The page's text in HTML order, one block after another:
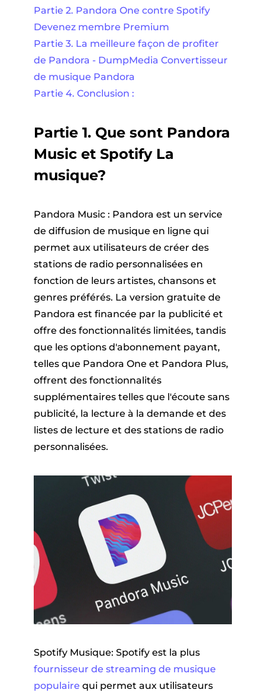
Partie 2. Pandora One contre Spotify
Devenez membre Premium
Partie 3. La meilleure façon de profiter
de Pandora - DumpMedia Convertisseur
de musique Pandora
Partie 4. Conclusion :
Partie 1. Que sont Pandora
Music et Spotify La
musique?
Pandora Music : Pandora est un service
de diffusion de musique en ligne qui
permet aux utilisateurs de créer des
stations de radio personnalisées en
fonction de leurs artistes, chansons et
genres préférés. La version gratuite de
Pandora est financée par la publicité et
offre des fonctionnalités limitées, tandis
que les options d'abonnement payant,
telles que Pandora One et Pandora Plus,
offrent des fonctionnalités
supplémentaires telles que l'écoute sans
publicité, la lecture à la demande et des
listes de lecture et des stations de radio
personnalisées.
Spotify Musique: Spotify est la plus
fournisseur de streaming de musique
populaire qui permet aux utilisateurs